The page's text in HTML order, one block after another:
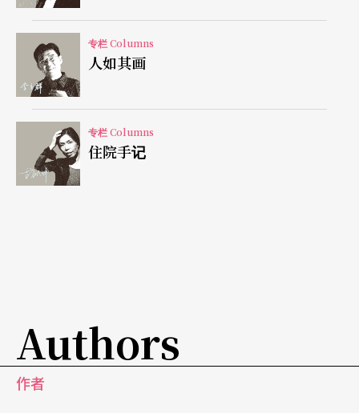
种种，像禁卫军、东厂等在政策和心理上的各种蜘
蛛网般监控和蔑视的行为。「多」的前提是聆听和
交流，因为「一」关在皇宫深处，不知人间疾苦，
因此「多」是提醒，提醒以不要蔑视他人为前提，
不然无法沟通和交流，因此，「多」不包括蔑视的
言论，不是什么「多」可以，如同怀疑是不能怀疑
「怀疑」自身的，难道，看你不爽，打你一拳，只
难，几百本励志书都会这样写，但只要一回到家听
父母讲个十分钟话，就可能马上破功。导演听得进
多少评论的话？导演会承认自己做了烂戏吗？排练
专栏 Columns
人如其画
专栏 Columns
住院手记
Authors
作者